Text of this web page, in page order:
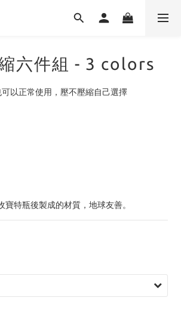
六件組 - 3 colors
以正常使用，壓不壓縮自己選擇
寶特瓶後製成的材質，地球友善。